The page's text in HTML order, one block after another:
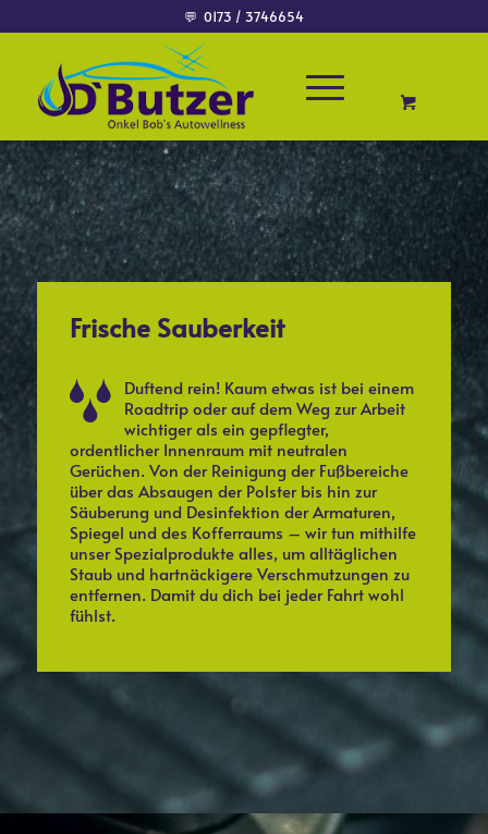
💬 0173 / 3746654
Frische Sauberkeit
Duftend rein! Kaum etwas ist bei einem
Roadtrip oder auf dem Weg zur Arbeit
wichtiger als ein gepflegter,
ordentlicher Innenraum mit neutralen
Gerüchen. Von der Reinigung der Fußbereiche
über das Absaugen der Polster bis hin zur
Säuberung und Desinfektion der Armaturen,
Spiegel und des Kofferraums – wir tun mithilfe
unser Spezialprodukte alles, um alltäglichen
Staub und hartnäckigere Verschmutzungen zu
entfernen. Damit du dich bei jeder Fahrt wohl
fühlst.